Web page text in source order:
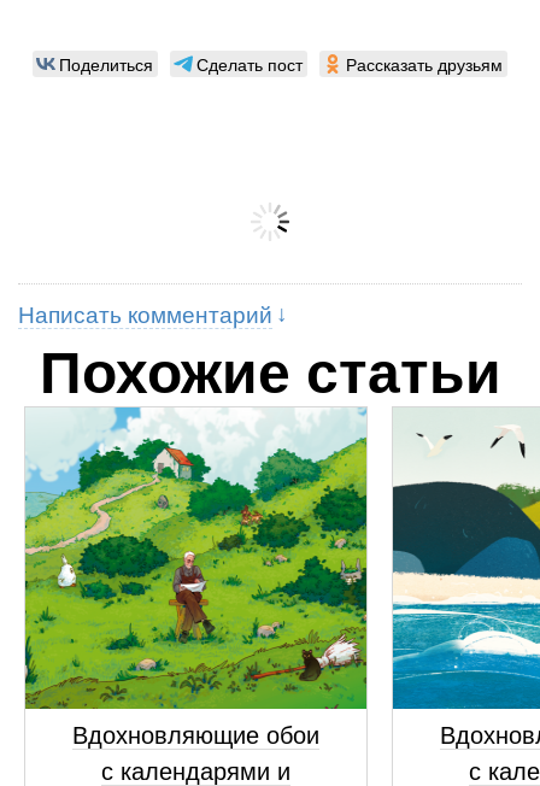
Поделиться Сделать пост Рассказать друзьям
Написать комментарий
Похожие статьи
Вдохновляющие обои
с календарями и
с